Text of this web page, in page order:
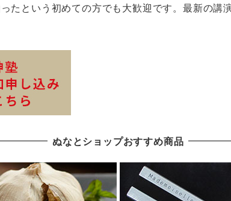
たという初めての方でも大歓迎です。最新の講
ぬなとショップおすすめ商品